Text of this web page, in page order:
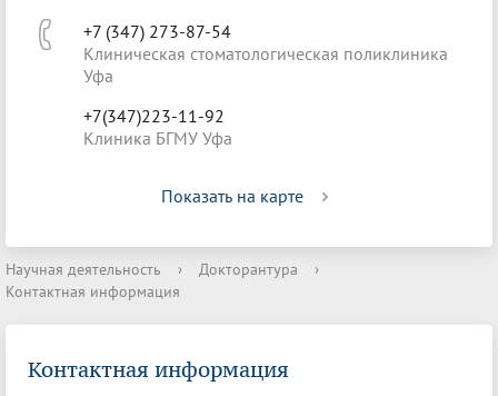
+7 (347) 273-87-54
Клиническая стоматологическая поликлиника
Уфа
+7(347)223-11-92
Клиника БГМУ Уфа
Показать на карте
Научная деятельность › Докторантура
›
Контактная информация
Контактная информация